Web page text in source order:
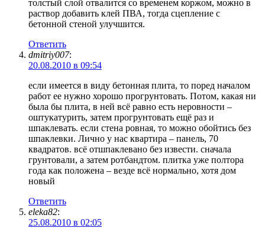
толстый слой отвалится со временем коржом, можно в
раствор добавить клей ПВА, тогда сцепление с
бетонной стеной улучшится.
Ответить
dmitriy007:
20.08.2010 в 09:54
если имеется в виду бетонная плита, то поред началом
работ ее нужно хорошо прогрунтовать. Потом, какая ни
была бы плита, в ней всё равно есть неровности –
оштукатурить, затем прогрунтовать ещё раз и
шпаклевать. если стена ровная, то можно обойтись без
шпаклевки. Лично у нас квартира – панель, 70
квадратов. всё отшпаклевано без извести. сначала
грунтовали, а затем ротбандтом. плитка уже полтора
года как положена – везде всё нормально, хотя дом
новый
Ответить
eleka82:
25.08.2010 в 02:05